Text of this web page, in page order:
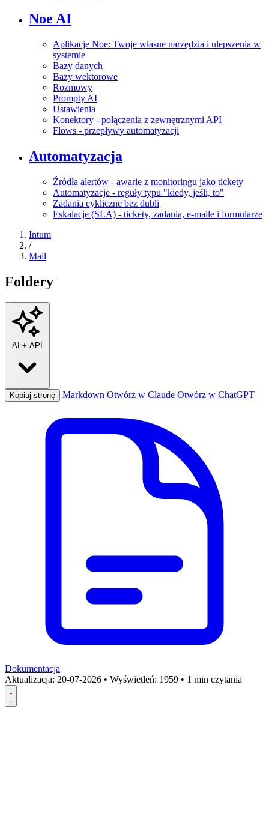
Noe AI
Aplikacje Noe: Twoje własne narzędzia i ulepszenia w
systemie
Bazy danych
Bazy wektorowe
Rozmowy
Prompty AI
Ustawienia
Konektory - połączenia z zewnętrznymi API
Flows - przepływy automatyzacji
Automatyzacja
Źródła alertów - awarie z monitoringu jako tickety
Automatyzacje - reguły typu "kiedy, jeśli, to"
Zadania cykliczne bez dubli
Eskalacje (SLA) - tickety, zadania, e-maile i formularze
Intum
/
Mail
Foldery
AI + API
Kopiuj stronę Markdown Otwórz w Claude Otwórz w ChatGPT
Dokumentacja
Aktualizacja: 20-07-2026 • Wyświetleń: 1959 • 1 min czytania